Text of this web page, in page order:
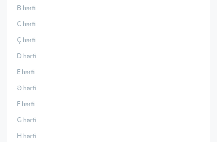
B hərfi
C hərfi
Ç hərfi
D hərfi
E hərfi
Ə hərfi
F hərfi
G hərfi
H hərfi